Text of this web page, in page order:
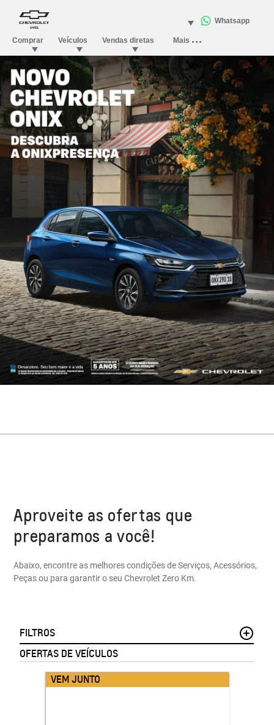
Aproveite as ofertas que
preparamos a você!
Abaixo, encontre as melhores condições de Serviços, Acessórios,
Peças ou para garantir o seu Chevrolet Zero Km.